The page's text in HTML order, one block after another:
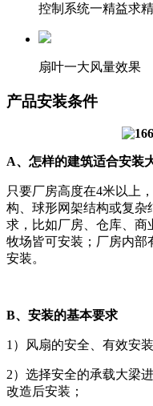
控制系统一精益求精
扇叶一大风量效果
产品安装条件
A、怎样的建筑适合安装
只要厂房高度在4米以上
构、球形网架结构或复杂
求，比如厂房、仓库、商
牧场皆可安装；厂房内部
安装。
B、安装的基本要求
1）风扇的安全、有效安
2）选择安全的承载大梁
改造后安装；